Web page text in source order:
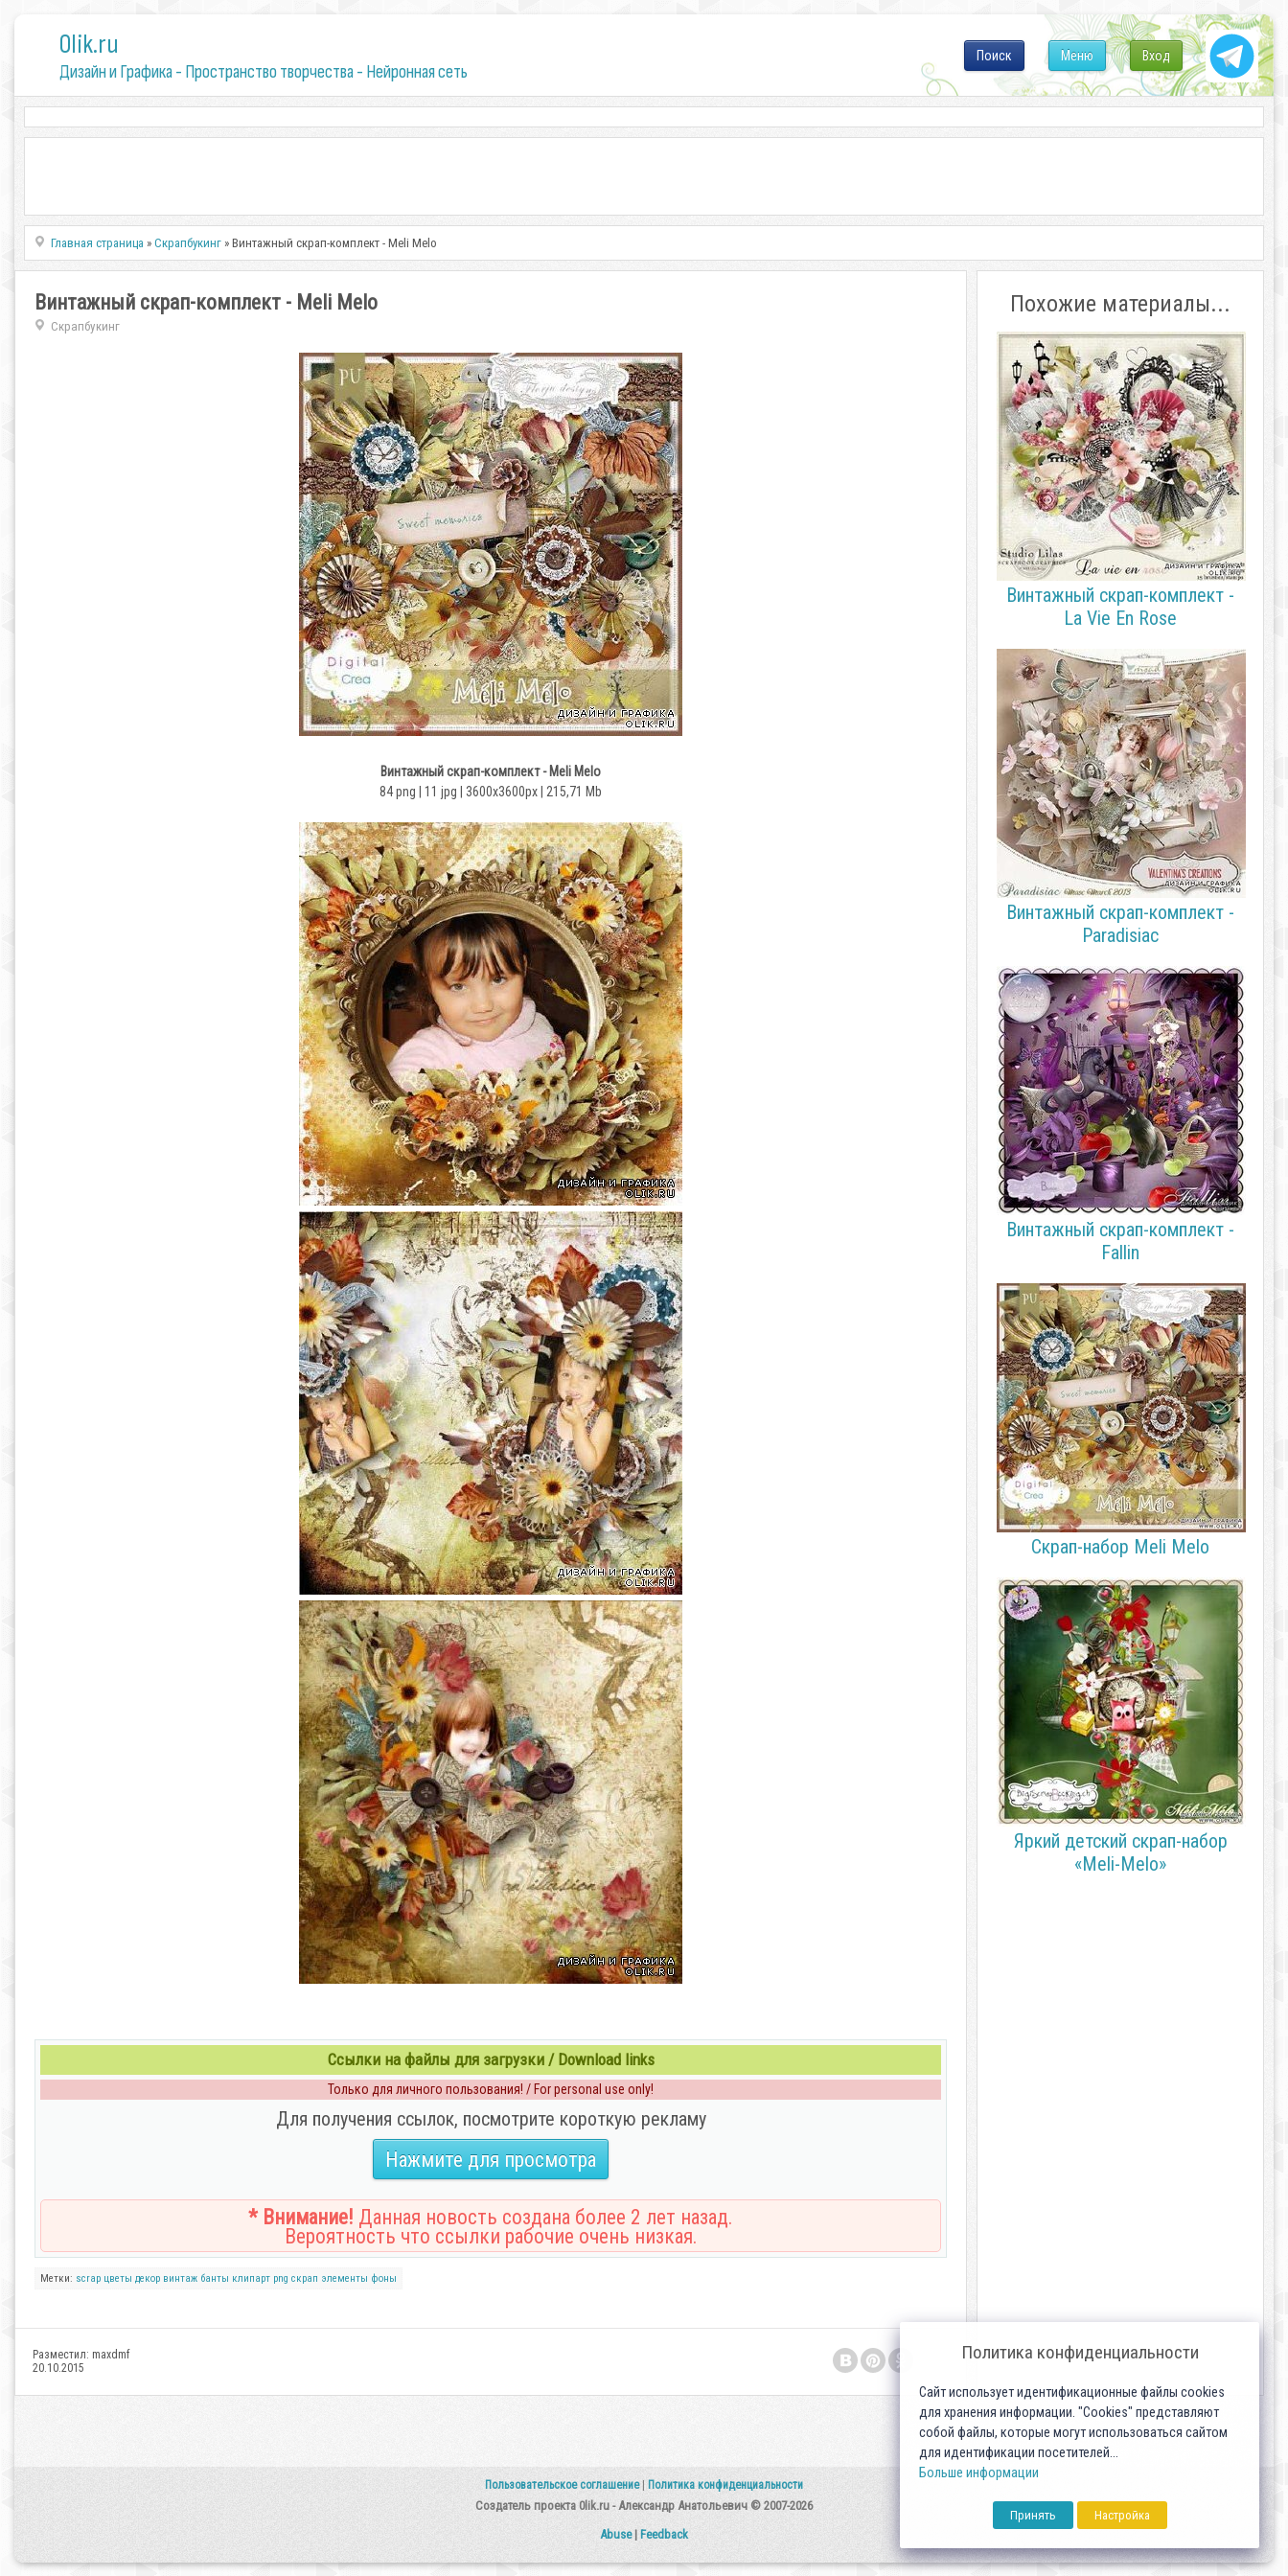
0lik.ru
Дизайн и Графика - Пространство творчества - Нейронная сеть
Вход
Меню
Поиск
Главная страница »Скрапбукинг » Винтажный скрап-комплект - Meli Melo
Винтажный скрап-комплект - Meli Melo
Скрапбукинг
Винтажный скрап-комплект - Meli Melo
84 png | 11 jpg | 3600x3600px | 215,71 Mb
Ссылки на файлы для загрузки / Download links
Только для личного пользования! / For personal use only!
Для получения ссылок, посмотрите короткую рекламу
Нажмите для просмотра
* Внимание! Данная новость создана более 2 лет назад.
Вероятность что ссылки рабочие очень низкая.
Метки: scrap цветы декор винтаж банты клипарт png скрап элементы фоны
Разместил: maxdmf
20.10.2015
Похожие материалы...
Винтажный скрап-комплект -
La Vie En Rose
Винтажный скрап-комплект -
Paradisiac
Винтажный скрап-комплект -
Fallin
Скрап-набор Meli Melo
Яркий детский скрап-набор
«Meli-Melo»
Пользовательское соглашение Политика конфиденциальности
Создатель проекта 0lik.ru - Александр Анатольевич © 2007-2026
Abuse| Feedback
Политика конфиденциальности
Сайт использует идентификационные файлы cookies
для хранения информации. "Cookies" представляют
собой файлы, которые могут использоваться сайтом
для идентификации посетителей...
Больше информации
Принять Настройка